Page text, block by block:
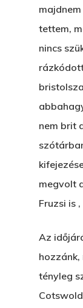
tettem,
nincs
nem brit
megvolt
Fruzsi is
Az
hozzánk,
tényleg